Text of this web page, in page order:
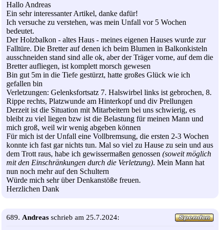
Hallo Andreas
Ein sehr interessanter Artikel, danke dafür!
Ich versuche zu verstehen, was mein Unfall vor 5 Wochen
bedeutet.
Der Holzbalkon - altes Haus - meines eigenen Hauses wurde zur
Falltüre. Die Bretter auf denen ich beim Blumen in Balkonkisteln
ausschneiden stand sind alle ok, aber der Träger vorne, auf dem die
Bretter aufliegen, ist komplett morsch gewesen
Bin gut 5m in die Tiefe gestürzt, hatte großes Glück wie ich
gefallen bin
Verletzungen: Gelenksfortsatz 7. Halswirbel links ist gebrochen, 8.
Rippe rechts, Platzwunde am Hinterkopf und div Prellungen
Derzeit ist die Situation mit Mitarbeitern bei uns schwierig, es
bleibt zu viel liegen bzw ist die Belastung für meinen Mann und
mich groß, weil wir wenig abgeben können
Für mich ist der Unfall eine Vollbremsung, die ersten 2-3 Wochen
konnte ich fast gar nichts tun. Mal so viel zu Hause zu sein und aus
dem Trott raus, habe ich gewissermaßen genossen (soweit möglich
mit den Einschränkungen durch die Verletzung). Mein Mann hat
nun noch mehr auf den Schultern
Würde mich sehr über Denkanstöße freuen.
Herzlichen Dank
689. Andreas schrieb am 25.7.2024: